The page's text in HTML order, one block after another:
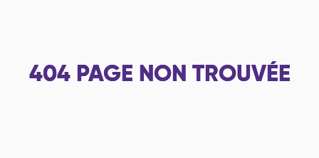
404 PAGE NON TROUVÉE